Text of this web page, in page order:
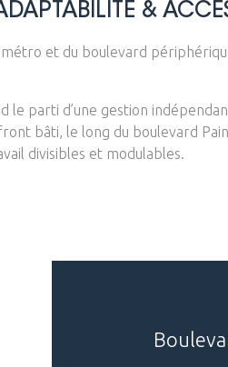
&
et du boulevard
le parti d’une gestion
bâti, le long du boulevard
divisibles et modulables.